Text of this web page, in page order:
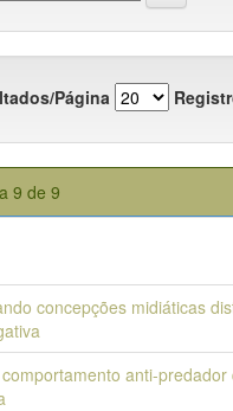
Página
9 de 9
concepções midiáticas
anti-predador